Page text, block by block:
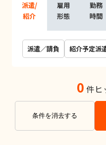
派遣/
紹介
雇用
形態
勤務
時間
派遣／請負 紹介予定派
0 件ヒ
条件を消去する